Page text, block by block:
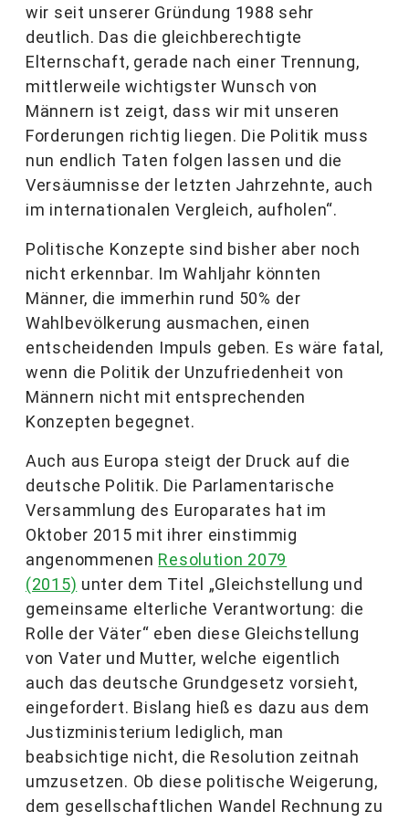
wir seit unserer Gründung 1988 sehr
deutlich. Das die gleichberechtigte
Elternschaft, gerade nach einer Trennung,
mittlerweile wichtigster Wunsch von
Männern ist zeigt, dass wir mit unseren
Forderungen richtig liegen. Die Politik muss
nun endlich Taten folgen lassen und die
Versäumnisse der letzten Jahrzehnte, auch
im internationalen Vergleich, aufholen“.
Politische Konzepte sind bisher aber noch
nicht erkennbar. Im Wahljahr könnten
Männer, die immerhin rund 50% der
Wahlbevölkerung ausmachen, einen
entscheidenden Impuls geben. Es wäre fatal,
wenn die Politik der Unzufriedenheit von
Männern nicht mit entsprechenden
Konzepten begegnet.
Auch aus Europa steigt der Druck auf die
deutsche Politik. Die Parlamentarische
Versammlung des Europarates hat im
Oktober 2015 mit ihrer einstimmig
angenommenen Resolution 2079
(2015) unter dem Titel „Gleichstellung und
gemeinsame elterliche Verantwortung: die
Rolle der Väter“ eben diese Gleichstellung
von Vater und Mutter, welche eigentlich
auch das deutsche Grundgesetz vorsieht,
eingefordert. Bislang hieß es dazu aus dem
Justizministerium lediglich, man
beabsichtige nicht, die Resolution zeitnah
umzusetzen. Ob diese politische Weigerung,
dem gesellschaftlichen Wandel Rechnung zu